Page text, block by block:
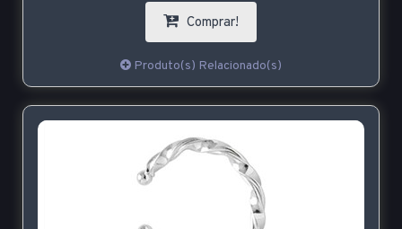
Comprar!
Produto(s) Relacionado(s)